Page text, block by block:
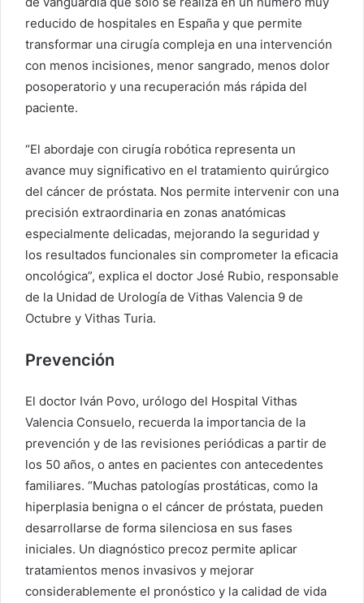
reducido de hospitales en España y que permite
transformar una cirugía compleja en una intervención
con menos incisiones, menor sangrado, menos dolor
posoperatorio y una recuperación más rápida del
paciente.
“El abordaje con cirugía robótica representa un
avance muy significativo en el tratamiento quirúrgico
del cáncer de próstata. Nos permite intervenir con una
precisión extraordinaria en zonas anatómicas
especialmente delicadas, mejorando la seguridad y
los resultados funcionales sin comprometer la eficacia
oncológica”, explica el doctor José Rubio, responsable
de la Unidad de Urología de Vithas Valencia 9 de
Octubre y Vithas Turia.
Prevención
El doctor Iván Povo, urólogo del Hospital Vithas
Valencia Consuelo, recuerda la importancia de la
prevención y de las revisiones periódicas a partir de
los 50 años, o antes en pacientes con antecedentes
familiares. “Muchas patologías prostáticas, como la
hiperplasia benigna o el cáncer de próstata, pueden
desarrollarse de forma silenciosa en sus fases
iniciales. Un diagnóstico precoz permite aplicar
tratamientos menos invasivos y mejorar
considerablemente el pronóstico y la calidad de vida